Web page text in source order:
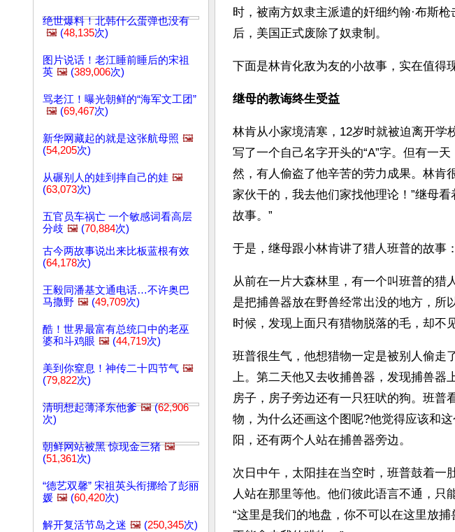
绝世爆料！北韩什么蛋弹也没有
🖼️ (48,135次)
图片说话！老江睡前睡后的宋祖
英 🖼️ (389,006次)
骂老江！曝光朝鲜的“海军文工团”
🖼️ (69,467次)
新华网藏起的就是这张航母照 🖼️
(54,205次)
从碾别人的娃到摔自己的娃 🖼️
(63,073次)
五官员车祸亡 一个敏感词看高层
分歧 🖼️ (70,884次)
古今两故事说出来比板蓝根有效
(64,178次)
王毅同潘基文通电话…不许奥巴
马撒野 🖼️ (49,709次)
酷！世界最富有总统口中的老巫
婆和斗鸡眼 🖼️ (44,719次)
美到你窒息！神传二十四节气 🖼️
(79,822次)
清明想起薄泽东他爹 🖼️(62,906
次)
朝鲜网站被黑 惊现金三猪 🖼️
(51,361次)
“德艺双馨” 宋祖英头衔挪给了彭丽
媛 🖼️ (60,420次)
解开复活节岛之迷 🖼️ (250,345次)
时，被南方奴隶主派遣的奸细约翰·布斯
后，美国正式废除了奴隶制。
下面是林肯化敌为友的小故事，实在值得
继母的教诲终生受益
林肯从小家境清寒，12岁时就被迫离开学
写了一个自己名字开头的“A”字。但有一
然，有人偷盗了他辛苦的劳力成果。林肯
家伙干的，我去他们家找他理论！”继母
故事。”
于是，继母跟小林肯讲了猎人班普的故事：
从前在一片大森林里，有一个叫班普的猎
是把捕兽器放在野兽经常出没的地方，所
时候，发现上面只有猎物脱落的毛，却不
班普很生气，他想猎物一定是被别人偷走
上。第二天他又去收捕兽器，发现捕兽器
房子，房子旁边还有一只狂吠的狗。班普
物，为什么还画这个图呢?他觉得应该和
阳，还有两个人站在捕兽器旁边。
次日中午，太阳挂在当空时，班普鼓着一
人站在那里等他。他们彼此语言不通，只
“这里是我们的地盘，你不可以在这里放